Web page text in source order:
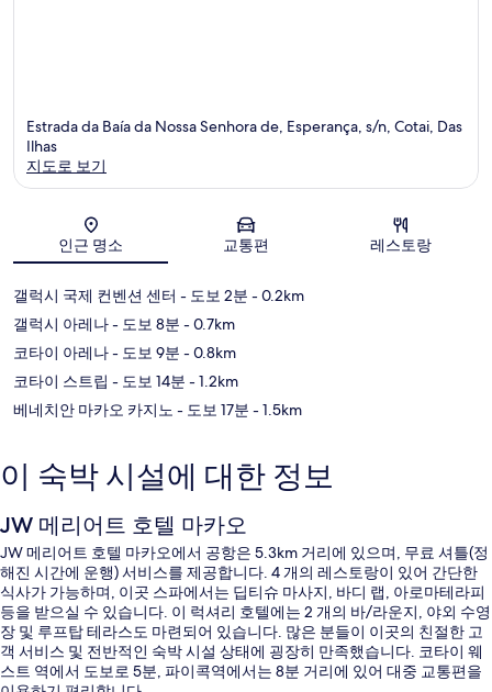
Estrada da Baía da Nossa Senhora de, Esperança, s/n, Cotai, Das
Ilhas
지도로 보기
인근 명소 교통편 레스토랑
갤럭시 국제 컨벤션 센터 - 도보 2분 - 0.2km
갤럭시 아레나- 도보 8분 - 0.7km
코타이 아레나- 도보 9분 - 0.8km
코타이 스트립 - 도보 14분 - 1.2km
베네치안 마카오 카지노 - 도보 17분 - 1.5km
이 숙박 시설에 대한 정보
JW 메리어트 호텔 마카오
JW 메리어트 호텔 마카오에서 공항은 5.3km 거리에 있으며, 무료 셔틀(정
해진 시간에 운행) 서비스를 제공합니다. 4 개의 레스토랑이 있어 간단한
식사가 가능하며, 이곳 스파에서는 딥티슈 마사지, 바디 랩, 아로마테라피
등을 받으실 수 있습니다. 이 럭셔리 호텔에는 2 개의 바/라운지, 야외 수영
장 및 루프탑 테라스도 마련되어 있습니다. 많은 분들이 이곳의 친절한 고
객 서비스 및 전반적인 숙박 시설 상태에 굉장히 만족했습니다. 코타이 웨
스트 역에서 도보로 5분, 파이콕역에서는 8분 거리에 있어 대중 교통편을